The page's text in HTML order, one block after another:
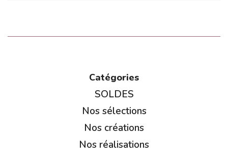
Catégories
SOLDES
Nos sélections
Nos créations
Nos réalisations